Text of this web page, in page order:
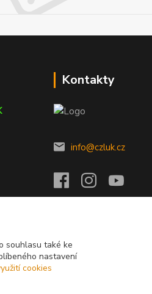
Kontakty
info@czluk.cz
souhlasu také ke
nastavení
cookies